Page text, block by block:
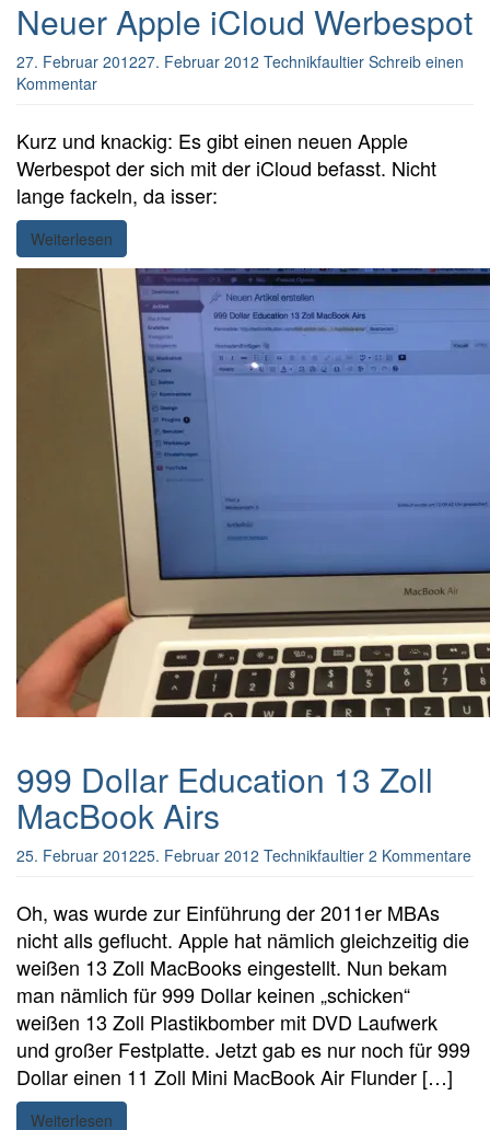
Neuer Apple iCloud Werbespot
27. Februar 201227. Februar 2012 Technikfaultier Schreib einen
Kommentar
Kurz und knackig: Es gibt einen neuen Apple
Werbespot der sich mit der iCloud befasst. Nicht
lange fackeln, da isser:
Weiterlesen
999 Dollar Education 13 Zoll
MacBook Airs
25. Februar 201225. Februar 2012 Technikfaultier 2 Kommentare
Oh, was wurde zur Einführung der 2011er MBAs
nicht alls geflucht. Apple hat nämlich gleichzeitig die
weißen 13 Zoll MacBooks eingestellt. Nun bekam
man nämlich für 999 Dollar keinen „schicken“
weißen 13 Zoll Plastikbomber mit DVD Laufwerk
und großer Festplatte. Jetzt gab es nur noch für 999
Dollar einen 11 Zoll Mini MacBook Air Flunder […]
Weiterlesen